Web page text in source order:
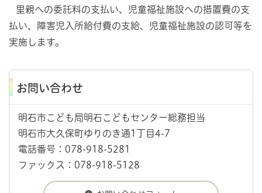
里親への委託料の支払い、児童福祉施設への措置費の支
払い、障害児入所給付費の支給、児童福祉施設の認可等を
実施します。
お問い合わせ
明石市こども局明石こどもセンター総務担当
明石市大久保町ゆりのき通1丁目4-7
電話番号：078-918-5281
ファックス：078-918-5128